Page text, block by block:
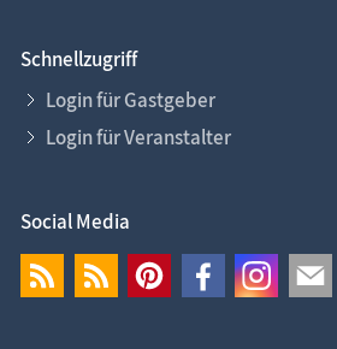
Schnellzugriff
Login für Gastgeber
Login für Veranstalter
Social Media